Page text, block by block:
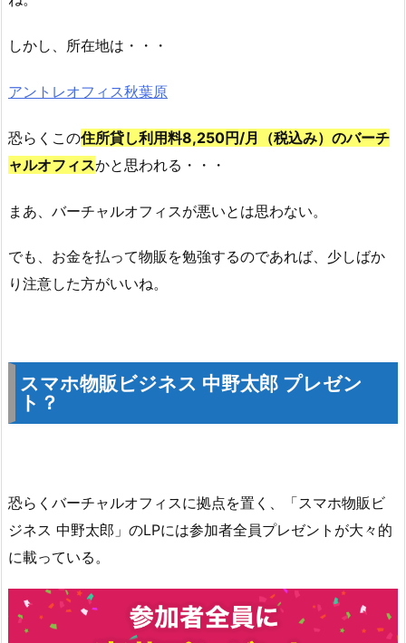
しかし、所在地は・・・
アントレオフィス秋葉原
恐らくこの住所貸し利用料8,250円/月（税込み）のバーチ
ャルオフィスかと思われる・・・
まあ、バーチャルオフィスが悪いとは思わない。
でも、お金を払って物販を勉強するのであれば、少しばか
り注意した方がいいね。
スマホ物販ビジネス 中野太郎 プレゼン
ト？
恐らくバーチャルオフィスに拠点を置く、「スマホ物販ビ
ジネス 中野太郎」のLPには参加者全員プレゼントが大々的
に載っている。